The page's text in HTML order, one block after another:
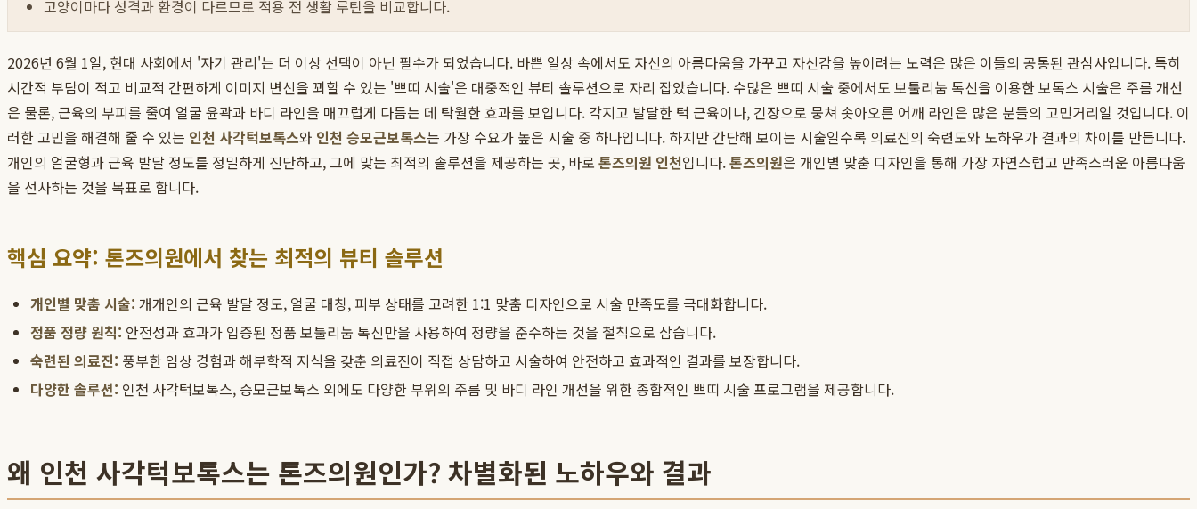
고양이마다 성격과 환경이 다르므로 적용 전 생활 루틴을 비교합니다.
2026년 6월 1일, 현대 사회에서 '자기 관리'는 더 이상 선택이 아닌 필수가 되었습니다. 바쁜 일상 속에서도 자신의 아름다움을 가꾸고 자신감을 높이려는 노력은 많은 이들의 공통된 관심사입니다. 특히
시간적 부담이 적고 비교적 간편하게 이미지 변신을 꾀할 수 있는 '쁘띠 시술'은 대중적인 뷰티 솔루션으로 자리 잡았습니다. 수많은 쁘띠 시술 중에서도 보툴리눔 톡신을 이용한 보톡스 시술은 주름 개선
은 물론, 근육의 부피를 줄여 얼굴 윤곽과 바디 라인을 매끄럽게 다듬는 데 탁월한 효과를 보입니다. 각지고 발달한 턱 근육이나, 긴장으로 뭉쳐 솟아오른 어깨 라인은 많은 분들의 고민거리일 것입니다. 이
러한 고민을 해결해 줄 수 있는 인천 사각턱보톡스와 인천 승모근보톡스는 가장 수요가 높은 시술 중 하나입니다. 하지만 간단해 보이는 시술일수록 의료진의 숙련도와 노하우가 결과의 차이를 만듭니다.
개인의 얼굴형과 근육 발달 정도를 정밀하게 진단하고, 그에 맞는 최적의 솔루션을 제공하는 곳, 바로 톤즈의원 인천입니다.톤즈의원은 개인별 맞춤 디자인을 통해 가장 자연스럽고 만족스러운 아름다움
을 선사하는 것을 목표로 합니다.
핵심 요약: 톤즈의원에서 찾는 최적의 뷰티 솔루션
개인별 맞춤 시술: 개개인의 근육 발달 정도, 얼굴 대칭, 피부 상태를 고려한 1:1 맞춤 디자인으로 시술 만족도를 극대화합니다.
정품 정량 원칙: 안전성과 효과가 입증된 정품 보툴리눔 톡신만을 사용하여 정량을 준수하는 것을 철칙으로 삼습니다.
숙련된 의료진: 풍부한 임상 경험과 해부학적 지식을 갖춘 의료진이 직접 상담하고 시술하여 안전하고 효과적인 결과를 보장합니다.
다양한 솔루션: 인천 사각턱보톡스, 승모근보톡스 외에도 다양한 부위의 주름 및 바디 라인 개선을 위한 종합적인 쁘띠 시술 프로그램을 제공합니다.
왜 인천 사각턱보톡스는 톤즈의원인가? 차별화된 노하우와 결과